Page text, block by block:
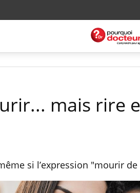
mais rire
si l’expression "mourir